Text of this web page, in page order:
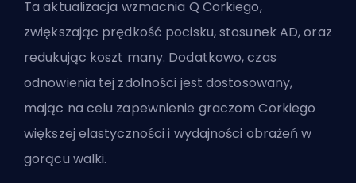
Ta aktualizacja wzmacnia Q Corkiego,
zwiększając prędkość pocisku, stosunek AD, oraz
redukując koszt many. Dodatkowo, czas
odnowienia tej zdolności jest dostosowany,
mając na celu zapewnienie graczom Corkiego
większej elastyczności i wydajności obrażeń w
gorącu walki.